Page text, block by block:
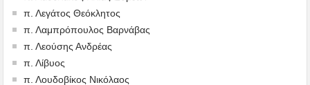
π. Λεγάτος Θεόκλητος
π. Λαμπρόπουλος Βαρνάβας
π. Λεούσης Ανδρέας
π. Λίβυος
π. Λουδοβίκος Νικόλαος